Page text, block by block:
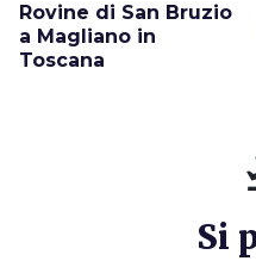
Rovine di San Bruzio
a Magliano in
Toscana
Si